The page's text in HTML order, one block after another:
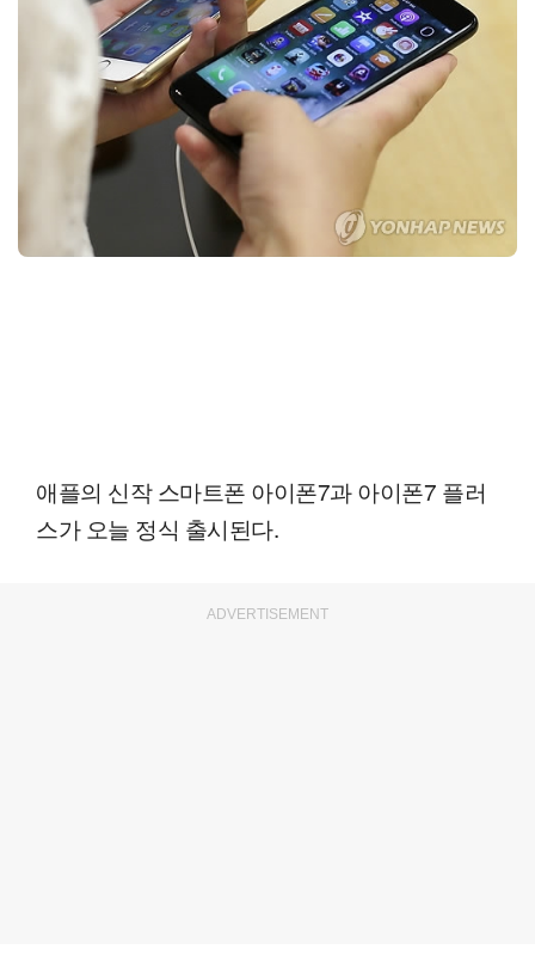
애플의 신작 스마트폰 아이폰7과 아이폰7 플러
스가 오늘 정식 출시된다.
ADVERTISEMENT